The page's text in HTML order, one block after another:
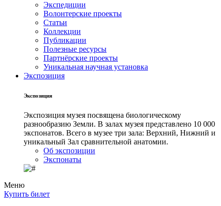
Экспедиции
Волонтерские проекты
Статьи
Коллекции
Публикации
Полезные ресурсы
Партнёрские проекты
Уникальная научная установка
Экспозиция
Экспозиция
Экспозиция музея посвящена биологическому
разнообразию Земли. В залах музея представлено 10 000
экспонатов. Всего в музее три зала: Верхний, Нижний и
уникальный Зал сравнительной анатомии.
Об экспозиции
Экспонаты
Меню
Купить билет